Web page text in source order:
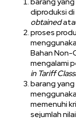
diproduksi
obtained
proses
Bahan
mengalami
in Tariff
barang
memenuhi
sejumlah